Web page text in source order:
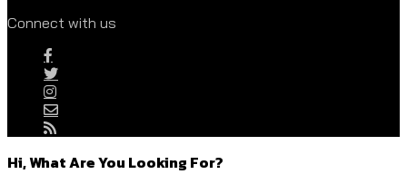
Connect with us
Hi, What Are You Looking For?